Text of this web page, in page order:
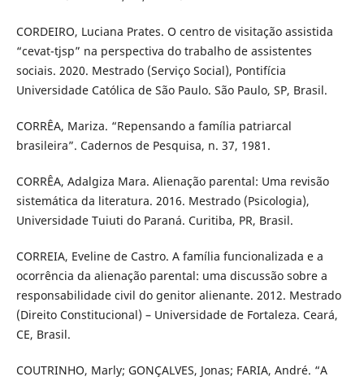
CORDEIRO, Luciana Prates. O centro de visitação assistida
“cevat-tjsp” na perspectiva do trabalho de assistentes
sociais. 2020. Mestrado (Serviço Social), Pontifícia
Universidade Católica de São Paulo. São Paulo, SP, Brasil.
CORRÊA, Mariza. “Repensando a família patriarcal
brasileira”. Cadernos de Pesquisa, n. 37, 1981.
CORRÊA, Adalgiza Mara. Alienação parental: Uma revisão
sistemática da literatura. 2016. Mestrado (Psicologia),
Universidade Tuiuti do Paraná. Curitiba, PR, Brasil.
CORREIA, Eveline de Castro. A família funcionalizada e a
ocorrência da alienação parental: uma discussão sobre a
responsabilidade civil do genitor alienante. 2012. Mestrado
(Direito Constitucional) – Universidade de Fortaleza. Ceará,
CE, Brasil.
COUTRINHO, Marly; GONÇALVES, Jonas; FARIA, André. “A